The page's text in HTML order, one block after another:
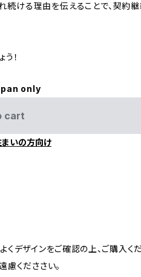
続ける理由を伝えることで、契約
！
only
cart
いの方向け
デザインをご確認の上、ご購入くだ
慮くだささい。